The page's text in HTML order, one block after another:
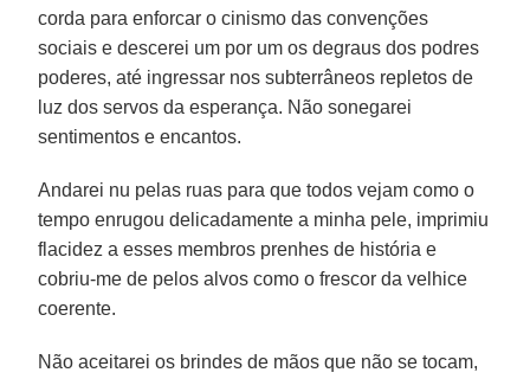
corda para enforcar o cinismo das convenções
sociais e descerei um por um os degraus dos podres
poderes, até ingressar nos subterrâneos repletos de
luz dos servos da esperança. Não sonegarei
sentimentos e encantos.
Andarei nu pelas ruas para que todos vejam como o
tempo enrugou delicadamente a minha pele, imprimiu
flacidez a esses membros prenhes de história e
cobriu-me de pelos alvos como o frescor da velhice
coerente.
Não aceitarei os brindes de mãos que não se tocam,